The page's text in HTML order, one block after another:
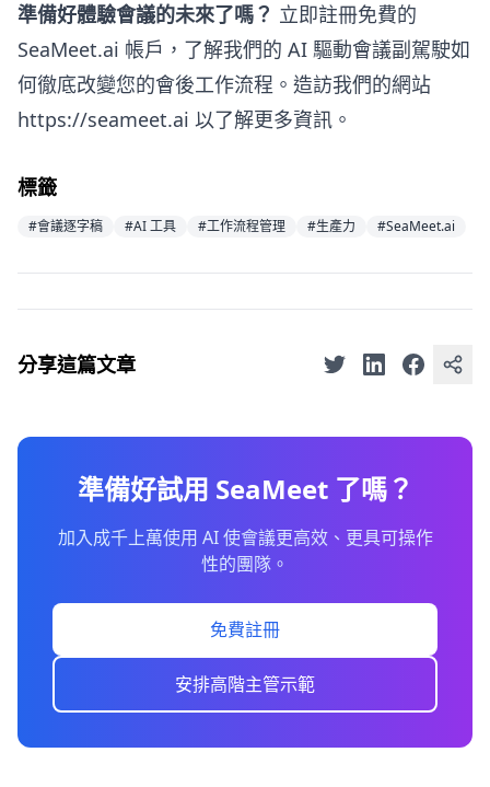
準備好體驗會議的未來了嗎？ 立即註冊免費的
SeaMeet.ai 帳戶 ，了解我們的 AI 驅動會議副駕駛如
何徹底改變您的會後工作流程。造訪我們的網站
https://seameet.ai 以了解更多資訊。
標籤
#會議逐字稿 #AI 工具 #工作流程管理 #生產力 #SeaMeet.ai
分享這篇文章
準備好試用 SeaMeet 了嗎？
加入成千上萬使用 AI 使會議更高效、更具可操作
性的團隊。
免費註冊
安排高階主管示範